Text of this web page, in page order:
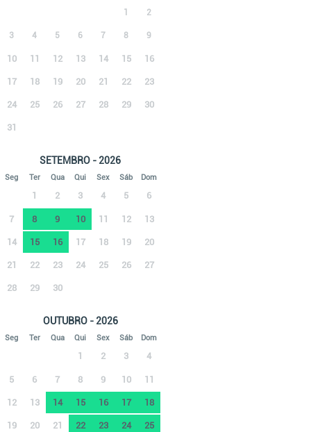
1 2
3 4 5 6 7 8 9
10 11 12 13 14 15 16
17 18 19 20 21 22 23
24 25 26 27 28 29 30
31
SETEMBRO - 2026
Seg Ter Qua Qui Sex Sáb Dom
1 2 3 4 5 6
7 8 9 10 11 12 13
14 15 16 17 18 19 20
21 22 23 24 25 26 27
28 29 30
OUTUBRO - 2026
Seg Ter Qua Qui Sex Sáb Dom
1 2 3 4
5 6 7 8 9 10 11
12 13 14 15 16 17 18
19 20 21 22 23 24 25